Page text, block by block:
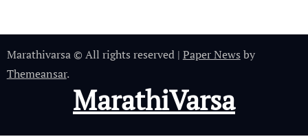
Marathivarsa © All rights reserved | Paper News by
Themeansar.
MarathiVarsa